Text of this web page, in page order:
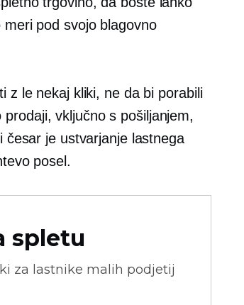
pod svojo blagovno
z le nekaj kliki, ne da bi porabili
prodaji, vključno s pošiljanjem,
česar je ustvarjanje lastnega
posel.
spletu
za lastnike malih podjetij